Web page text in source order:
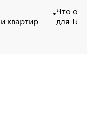
квартир
Что
для